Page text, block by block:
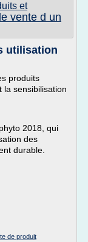
et
vente d un
utilisation
produits
la sensibilisation
2018, qui
des
durable.
de produit